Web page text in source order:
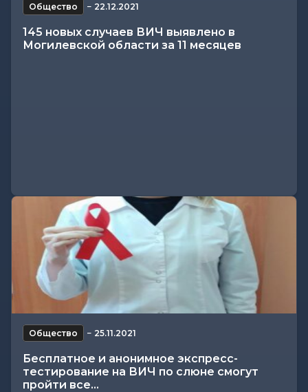
Общество − 22.12.2021
145 новых случаев ВИЧ выявлено в
Могилевской области за 11 месяцев
Общество − 25.11.2021
Бесплатное и анонимное экспресс-
тестирование на ВИЧ по слюне смогут
пройти все...